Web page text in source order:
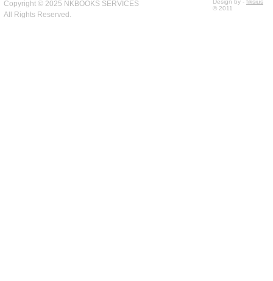
Copyright © 2025 NKBOOKS SERVICES
All Rights Reserved.
Design by - fiksius
© 2011